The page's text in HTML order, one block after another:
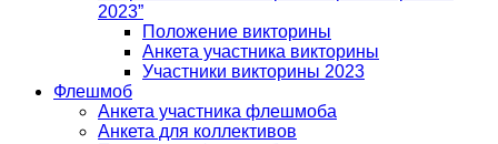
2023”
Положение викторины
Анкета участника викторины
Участники викторины 2023
Флешмоб
Анкета участника флешмоба
Анкета для коллективов